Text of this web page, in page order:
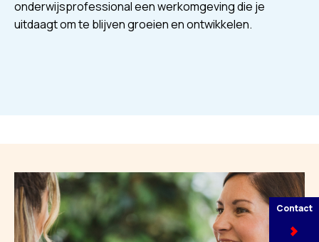
onderwijsprofessional een werkomgeving die je
uitdaagt om te blijven groeien en ontwikkelen.
Contact